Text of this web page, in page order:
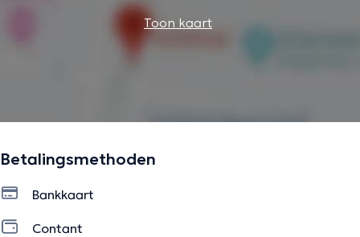
Toon kaart
Betalingsmethoden
Bankkaart
Contant